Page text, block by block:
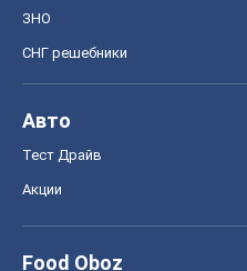
ЗНО
СНГ решебники
Авто
Тест Драйв
Акции
Food Oboz